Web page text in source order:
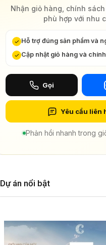
Nhận giỏ hàng, chính
phù hợp với nhu
Hỗ trợ đúng sản phẩm và
Cập nhật giỏ hàng và
Gọi
Yêu cầu liên
Phản hồi nhanh trong
Dự án nổi bật